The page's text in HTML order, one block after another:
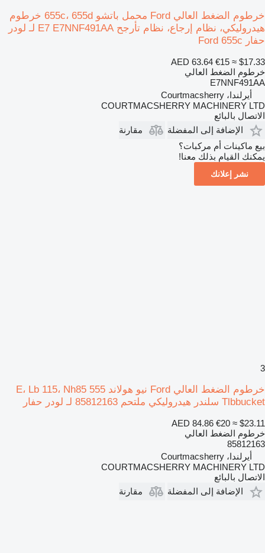
خرطوم الضغط العالي Ford محمل باتشو 655c، 655d خرطوم
هيدروليكي، نظام إرجاع، نظام تأرجح E7 E7NNF491AA لـ لودر
حفار Ford 655c
AED 63.64 €15 ≈ $17.33
خرطوم الضغط العالي
E7NNF491AA
أيرلندا، Courtmacsherry
COURTMACSHERRY MACHINERY LTD
الاتصال بالبائع
الإضافة إلى المفضلة
مقارنة
بيع ماكينات أم مركبات؟
يمكنك القيام بذلك معنا!
نشر إعلانك
3
خرطوم الضغط العالي Ford نيو هولاند 555 E، Lb 115، Nh85
Tlbbucket سلندر هيدروليكي ملتحم 85812163 لـ لودر حفار
AED 84.86 €20 ≈ $23.11
خرطوم الضغط العالي
85812163
أيرلندا، Courtmacsherry
COURTMACSHERRY MACHINERY LTD
الاتصال بالبائع
الإضافة إلى المفضلة
مقارنة